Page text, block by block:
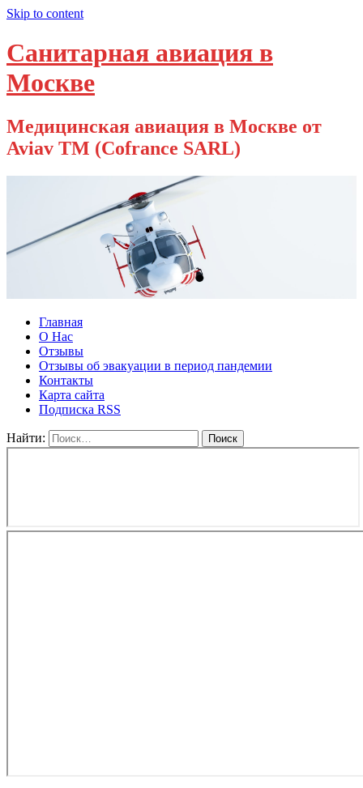
Skip to content
Санитарная авиация в
Москве
Медицинская авиация в Москве от
Aviav TM (Cofrance SARL)
Главная
О Нас
Отзывы
Отзывы об эвакуации в период пандемии
Контакты
Карта сайта
Подписка RSS
Найти: